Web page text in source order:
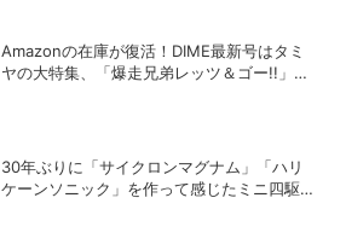
Amazonの在庫が復活！DIME最新号はタミ
ヤの大特集、「爆走兄弟レッツ＆ゴー!!」の
30年ぶりに「サイクロンマグナム」「ハリ
ケーンソニック」を作って感じたミニ四駆の